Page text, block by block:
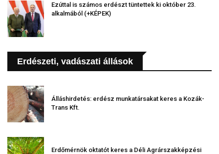
Ezúttal is számos erdészt tüntettek ki október 23.
alkalmából (+KÉPEK)
Erdészeti, vadászati állások
Álláshirdetés: erdész munkatársakat keres a Kozák-
Trans Kft.
Erdőmérnök oktatót keres a Déli Agrárszakképzési